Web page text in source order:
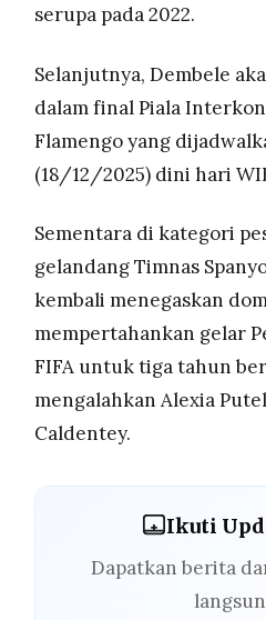
serupa pada 2022.
Selanjutnya, Dembele
dalam final Piala
Flamengo yang
(18/12/2025) dini hari
Sementara di kategori
gelandang Timnas
kembali menegaskan
mempertahankan gelar
FIFA untuk tiga tahun
mengalahkan Alexia
Caldentey.
Ikuti
Dapatkan berita